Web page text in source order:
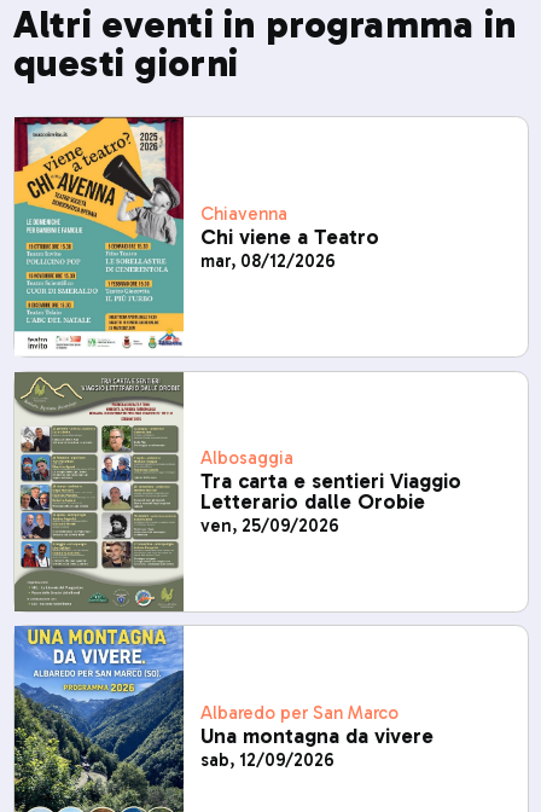
Altri eventi in programma in
questi giorni
Chiavenna
Chi viene a Teatro
mar, 08/12/2026
Albosaggia
Tra carta e sentieri Viaggio
Letterario dalle Orobie
ven, 25/09/2026
Albaredo per San Marco
Una montagna da vivere
sab, 12/09/2026